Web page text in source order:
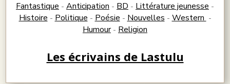
Fantastique - Anticipation - BD - Littérature jeunesse -
Histoire - Politique - Poésie - Nouvelles - Western -
Humour- Religion
Les écrivains de Lastulu